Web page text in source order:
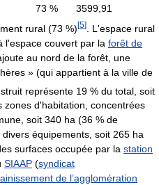
73 % 3599,91
rural (73 %)[5]
. L'espace rural
l'espace couvert par la forêt de
au nord de la forêt, une
» (qui appartient à la ville de
représente 19 % du total, soit
d'habitation, concentrées
soit 340 ha (36 % de
équipements, soit 265 ha
surfaces occupée par la station
SIAAP (syndicat
de l’agglomération